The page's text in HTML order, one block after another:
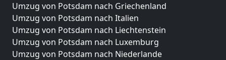
Umzug von Potsdam nach Griechenland
Umzug von Potsdam nach Italien
Umzug von Potsdam nach Liechtenstein
Umzug von Potsdam nach Luxemburg
Umzug von Potsdam nach Niederlande